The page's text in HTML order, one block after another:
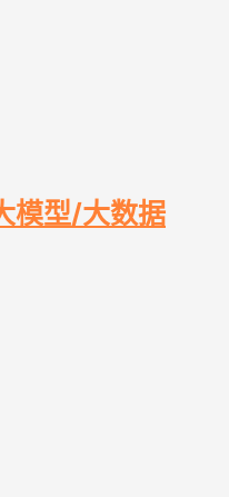
模型/大数据